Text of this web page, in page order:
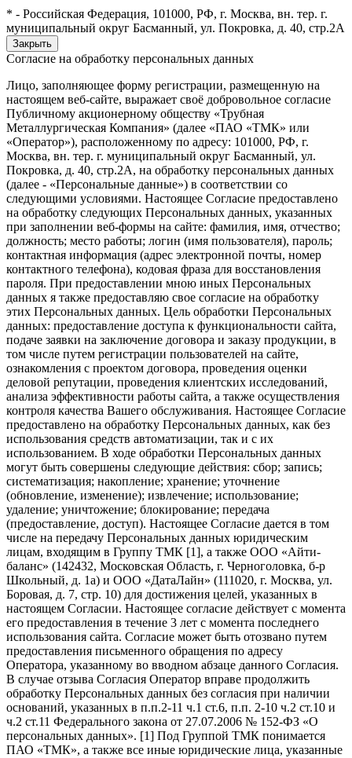
* - Российская Федерация, 101000, РФ, г. Москва, вн. тер. г.
муниципальный округ Басманный, ул. Покровка, д. 40, стр.2А
Закрыть
Согласие на обработку персональных данных
Лицо, заполняющее форму регистрации, размещенную на
настоящем веб-сайте, выражает своё добровольное согласие
Публичному акционерному обществу «Трубная
Металлургическая Компания» (далее «ПАО «ТМК» или
«Оператор»), расположенному по адресу: 101000, РФ, г.
Москва, вн. тер. г. муниципальный округ Басманный, ул.
Покровка, д. 40, стр.2А, на обработку персональных данных
(далее - «Персональные данные») в соответствии со
следующими условиями. Настоящее Согласие предоставлено
на обработку следующих Персональных данных, указанных
при заполнении веб-формы на сайте: фамилия, имя, отчество;
должность; место работы; логин (имя пользователя), пароль;
контактная информация (адрес электронной почты, номер
контактного телефона), кодовая фраза для восстановления
пароля. При предоставлении мною иных Персональных
данных я также предоставляю свое согласие на обработку
этих Персональных данных. Цель обработки Персональных
данных: предоставление доступа к функциональности сайта,
подаче заявки на заключение договора и заказу продукции, в
том числе путем регистрации пользователей на сайте,
ознакомления с проектом договора, проведения оценки
деловой репутации, проведения клиентских исследований,
анализа эффективности работы сайта, а также осуществления
контроля качества Вашего обслуживания. Настоящее Согласие
предоставлено на обработку Персональных данных, как без
использования средств автоматизации, так и с их
использованием. В ходе обработки Персональных данных
могут быть совершены следующие действия: сбор; запись;
систематизация; накопление; хранение; уточнение
(обновление, изменение); извлечение; использование;
удаление; уничтожение; блокирование; передача
(предоставление, доступ). Настоящее Согласие дается в том
числе на передачу Персональных данных юридическим
лицам, входящим в Группу ТМК [1], а также ООО «Айти-
баланс» (142432, Московская Область, г. Черноголовка, б-р
Школьный, д. 1а) и ООО «ДатаЛайн» (111020, г. Москва, ул.
Боровая, д. 7, стр. 10) для достижения целей, указанных в
настоящем Согласии. Настоящее согласие действует с момента
его предоставления в течение 3 лет с момента последнего
использования сайта. Согласие может быть отозвано путем
предоставления письменного обращения по адресу
Оператора, указанному во вводном абзаце данного Согласия.
В случае отзыва Согласия Оператор вправе продолжить
обработку Персональных данных без согласия при наличии
оснований, указанных в п.п.2-11 ч.1 ст.6, п.п. 2-10 ч.2 ст.10 и
ч.2 ст.11 Федерального закона от 27.07.2006 № 152-ФЗ «О
персональных данных». [1] Под Группой ТМК понимается
ПАО «ТМК», а также все иные юридические лица, указанные